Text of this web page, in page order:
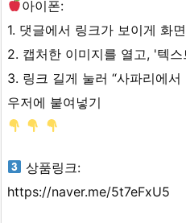
아이폰:
1. 댓글에서 링크가 보이게 화
2. 캡처한 이미지를 열고, '텍스
3. 링크 길게 눌러 “사파리에
우저에 붙여넣기
상품링크:
https://naver.me/5t7eFxU5